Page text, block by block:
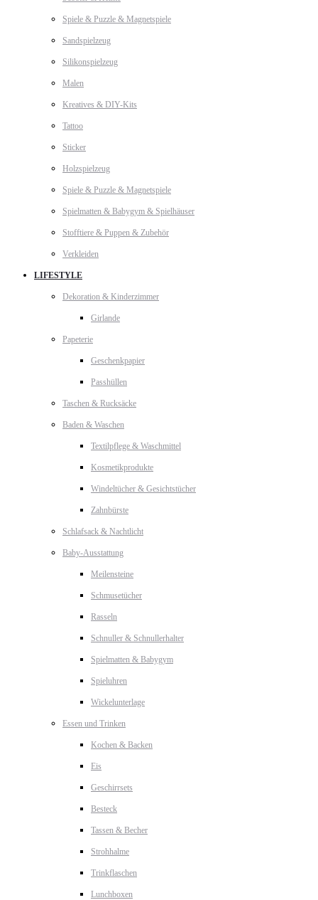
Spiele & Puzzle & Magnetspiele
Sandspielzeug
Silikonspielzeug
Malen
Kreatives & DIY-Kits
Tattoo
Sticker
Holzspielzeug
Spiele & Puzzle & Magnetspiele
Spielmatten & Babygym & Spielhäuser
Stofftiere & Puppen & Zubehör
Verkleiden
LIFESTYLE
Dekoration & Kinderzimmer
Girlande
Papeterie
Geschenkpapier
Passhüllen
Taschen & Rucksäcke
Baden & Waschen
Textilpflege & Waschmittel
Kosmetikprodukte
Windeltücher & Gesichtstücher
Zahnbürste
Schlafsack & Nachtlicht
Baby-Ausstattung
Meilensteine
Schmusetücher
Rasseln
Schnuller & Schnullerhalter
Spielmatten & Babygym
Spieluhren
Wickelunterlage
Essen und Trinken
Kochen & Backen
Eis
Geschirrsets
Besteck
Tassen & Becher
Strohhalme
Trinkflaschen
Lunchboxen